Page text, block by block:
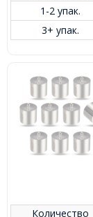
1-2 упак.
3+ упак.
Количество